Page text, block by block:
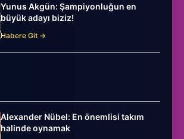
Yunus Akgün: Şampiyonluğun en
büyük adayı biziz!
Habere Git →
Alexander Nübel: En önemlisi takım
halinde oynamak